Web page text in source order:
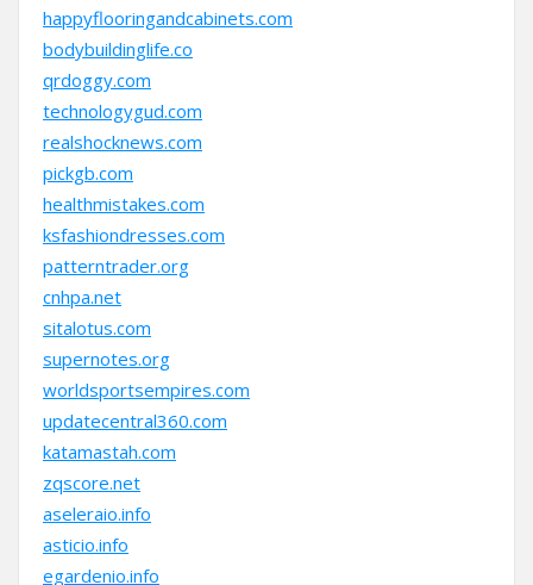
happyflooringandcabinets.com
bodybuildinglife.co
qrdoggy.com
technologygud.com
realshocknews.com
pickgb.com
healthmistakes.com
ksfashiondresses.com
patterntrader.org
cnhpa.net
sitalotus.com
supernotes.org
worldsportsempires.com
updatecentral360.com
katamastah.com
zqscore.net
aseleraio.info
asticio.info
egardenio.info